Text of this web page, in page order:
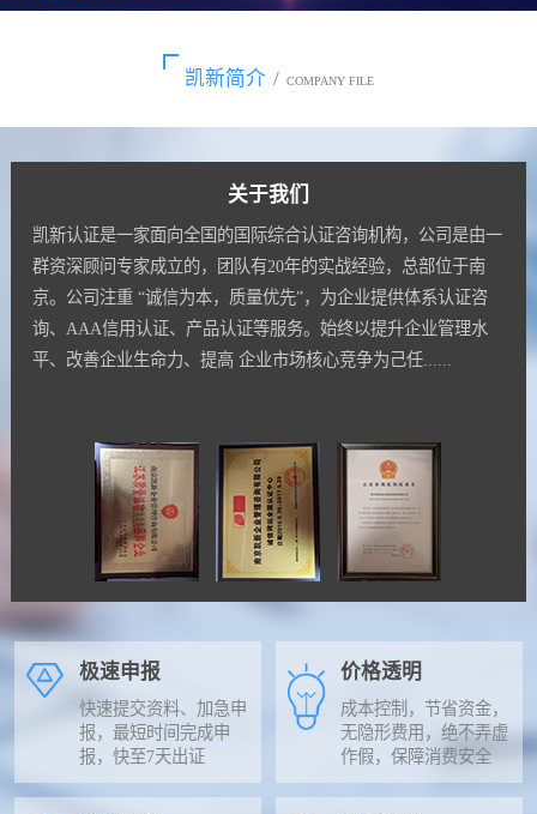
凯新简介 / COMPANY FILE
关于我们
凯新认证是一家面向全国的国际综合认证咨询机构，公司是由一
群资深顾问专家成立的，团队有20年的实战经验，总部位于南
京。公司注重 “诚信为本，质量优先”，为企业提供体系认证咨
询、AAA信用认证、产品认证等服务。始终以提升企业管理水
平、改善企业生命力、提高 企业市场核心竞争为己任......
极速申报
快速提交资料、加急申
报，最短时间完成申
报，快至7天出证
价格透明
成本控制，节省资金，
无隐形费用，绝不弄虚
作假，保障消费安全